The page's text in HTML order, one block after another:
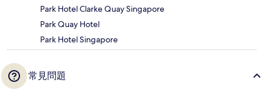
Park Hotel Clarke Quay Singapore
Park Quay Hotel
Park Hotel Singapore
常見問題